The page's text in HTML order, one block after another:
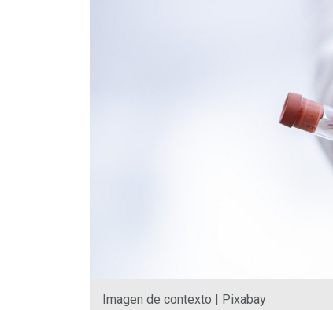
Imagen de contexto | Pixabay